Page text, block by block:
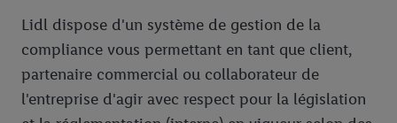
Lidl dispose d'un système de gestion de la
compliance vous permettant en tant que client,
partenaire commercial ou collaborateur de
l'entreprise d'agir avec respect pour la législation